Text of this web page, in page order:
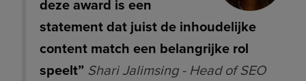
deze award is een
statement dat juist de inhoudelijke
content match een belangrijke rol
speelt” Shari Jalimsing - Head of SEO